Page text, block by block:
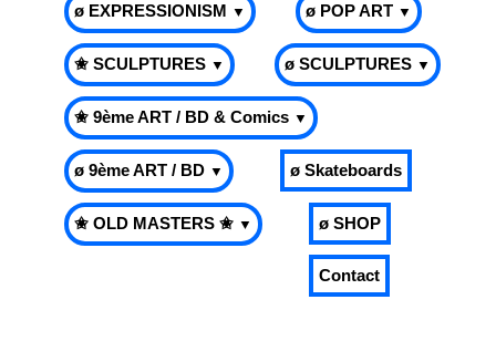
ø EXPRESSIONISM ▼ ø POP ART ▼
✬ SCULPTURES ▼ ø SCULPTURES ▼
✬ 9ème ART / BD & Comics ▼
ø 9ème ART / BD ▼ ø Skateboards
✬ OLD MASTERS ✬ ▼ ø SHOP
Contact